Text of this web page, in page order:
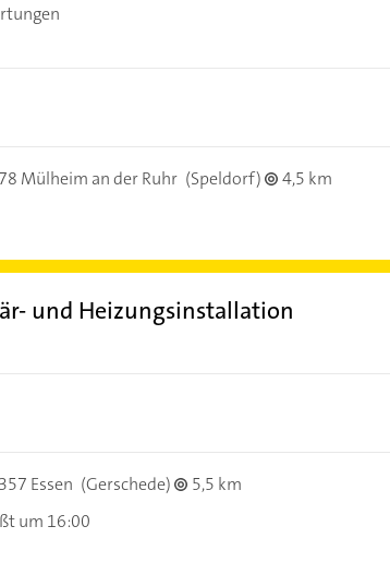
Mülheim an der Ruhr (Speldorf)
4,5 km
und Heizungsinstallation
Essen (Gerschede)
5,5 km
um 16:00